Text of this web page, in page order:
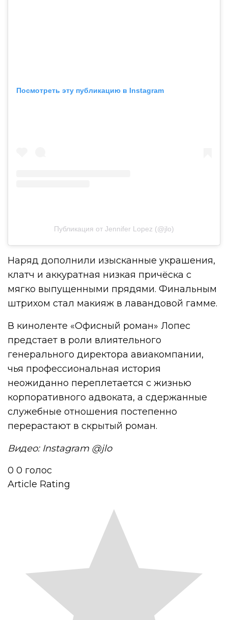
Посмотреть эту публикацию в Instagram
Публикация от Jennifer Lopez (@jlo)
Наряд дополнили изысканные украшения,
клатч и аккуратная низкая причёска с
мягко выпущенными прядями. Финальным
штрихом стал макияж в лавандовой гамме.
В киноленте «Офисный роман» Лопес
предстает в роли влиятельного
генерального директора авиакомпании,
чья профессиональная история
неожиданно переплетается с жизнью
корпоративного адвоката, а сдержанные
служебные отношения постепенно
перерастают в скрытый роман.
Видео: Instagram @jlo
0 0 голос
Article Rating